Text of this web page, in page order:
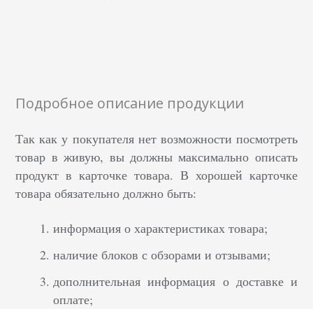
Подробное описание продукции
Так как у покупателя нет возможности посмотреть
товар в живую, вы должны максимально описать
продукт в карточке товара.В хорошей карточке
товара обязательно должно быть:
информация о характеристиках товара;
наличие блоков с обзорами и отзывами;
дополнительная информация о доставке и
оплате;